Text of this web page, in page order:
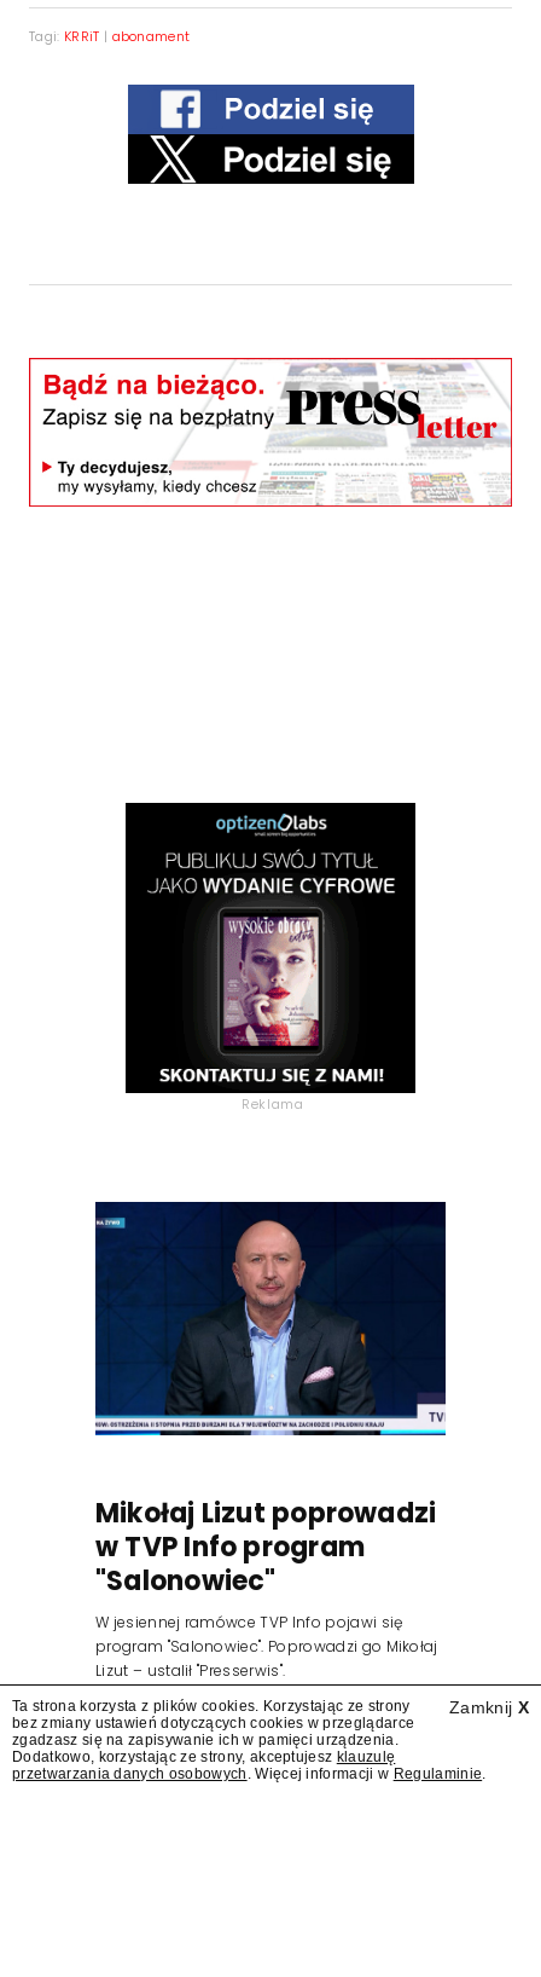
Tagi: KRRiT | abonament
Reklama
Mikołaj Lizut poprowadzi
w TVP Info program
"Salonowiec"
W jesiennej ramówce TVP Info pojawi się
program "Salonowiec". Poprowadzi go Mikołaj
Lizut – ustalił "Presserwis".
Zamknij X
Ta strona korzysta z plików cookies. Korzystając ze strony
bez zmiany ustawień dotyczących cookies w przeglądarce
zgadzasz się na zapisywanie ich w pamięci urządzenia.
Dodatkowo, korzystając ze strony, akceptujesz klauzulę
przetwarzania danych osobowych . Więcej informacji w Regulaminie.